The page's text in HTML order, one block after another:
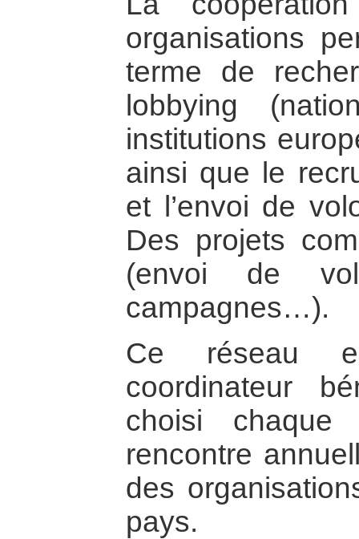
organisations
terme de
lobbying
institutions
ainsi que le
et l’envoi de
Des projets
(envoi de
campagnes…).
Ce réseau
coordinateur
choisi
rencontre
des
pays.